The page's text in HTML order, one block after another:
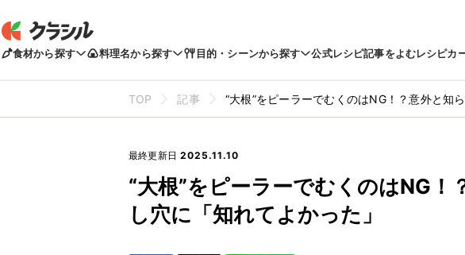
食材から探す 料理名から探す 目的・シーンから探す 公式レシピ記事をよむレシピカ
TOP 記事 “大根”をピーラーでむくのはNG！？意外と知
最終更新日 2025.11.10
“大根”をピーラーでむくのはNG！
し穴に「知れてよかった」